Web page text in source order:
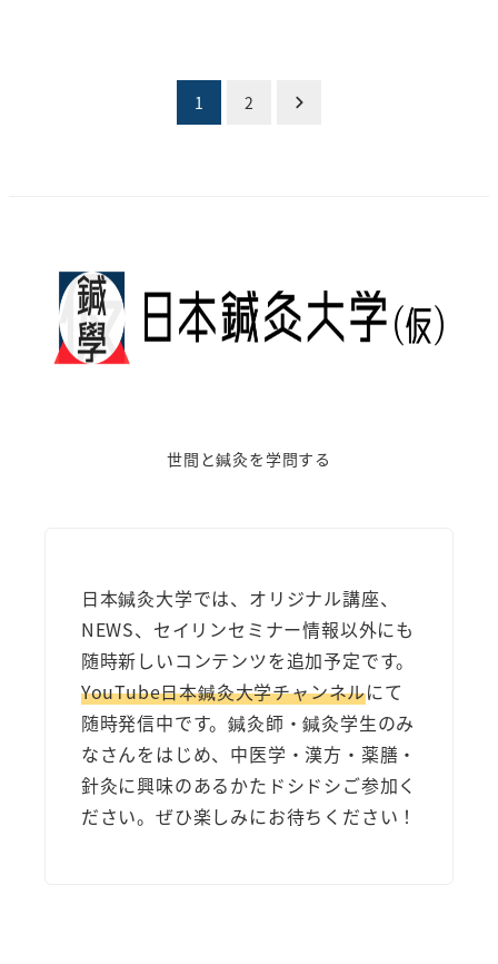
ー
ジ
1 2
世間と鍼灸を学問する
日本鍼灸大学では、オリジナル講座、
NEWS、セイリンセミナー情報以外にも
随時新しいコンテンツを追加予定です。
YouTube日本鍼灸大学チャンネルにて
随時発信中です。鍼灸師・鍼灸学生のみ
なさんをはじめ、中医学・漢方・薬膳・
針灸に興味のあるかたドシドシご参加く
ださい。ぜひ楽しみにお待ちください！